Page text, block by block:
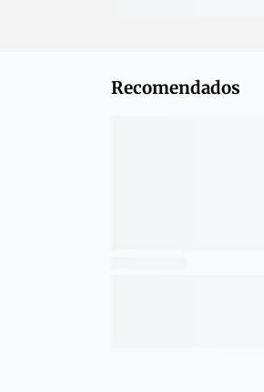
Recomendados